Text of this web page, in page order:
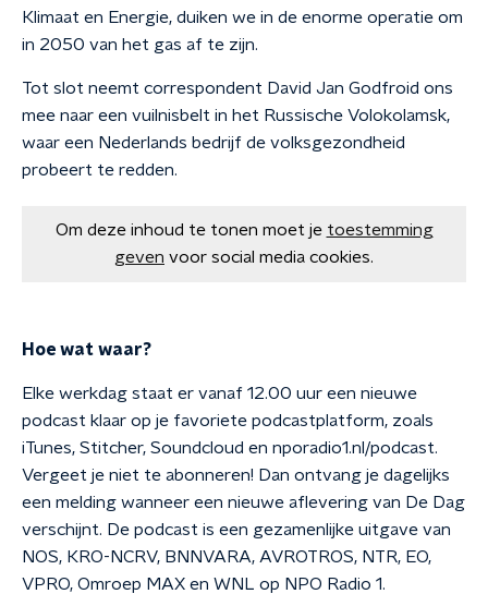
Klimaat en Energie, duiken we in de enorme operatie om
in 2050 van het gas af te zijn.
Tot slot neemt correspondent David Jan Godfroid ons
mee naar een vuilnisbelt in het Russische Volokolamsk,
waar een Nederlands bedrijf de volksgezondheid
probeert te redden.
Om deze inhoud te tonen moet je toestemming
geven voor social media cookies.
Hoe wat waar?
Elke werkdag staat er vanaf 12.00 uur een nieuwe
podcast klaar op je favoriete podcastplatform, zoals
iTunes, Stitcher, Soundcloud en nporadio1.nl/podcast.
Vergeet je niet te abonneren! Dan ontvang je dagelijks
een melding wanneer een nieuwe aflevering van De Dag
verschijnt. De podcast is een gezamenlijke uitgave van
NOS, KRO-NCRV, BNNVARA, AVROTROS, NTR, EO,
VPRO, Omroep MAX en WNL op NPO Radio 1.